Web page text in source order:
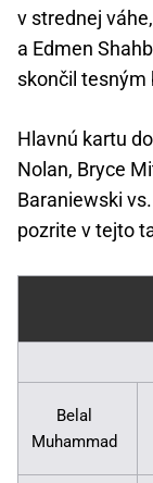
v strednej
a Edmen
skončil
Hlavnú kartu
Nolan, Bryce
Baraniewski
pozrite v tejto
Belal
Muhammad